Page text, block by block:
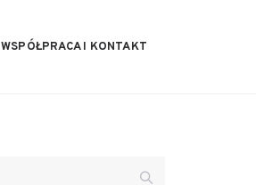
WSPÓŁPRACA I KONTAKT